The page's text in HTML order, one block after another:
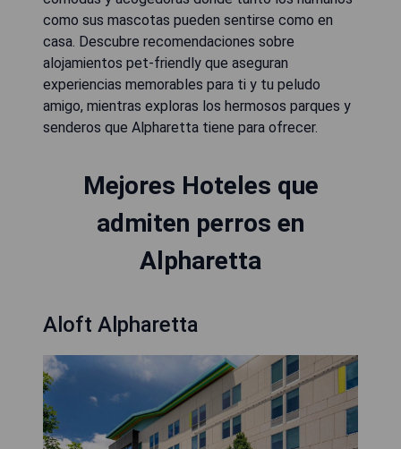
como sus mascotas pueden sentirse como en
casa. Descubre recomendaciones sobre
alojamientos pet-friendly que aseguran
experiencias memorables para ti y tu peludo
amigo, mientras exploras los hermosos parques y
senderos que Alpharetta tiene para ofrecer.
Mejores Hoteles que
admiten perros en
Alpharetta
Aloft Alpharetta